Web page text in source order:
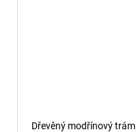
Dřevěný modřínový trám